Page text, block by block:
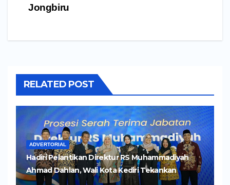
Jongbiru
RELATED POST
ADVERTORIAL
Hadiri Pelantikan Direktur RS Muhammadiyah
Ahmad Dahlan, Wali Kota Kediri Tekankan
Pelayanan Kesehatan yang Humanis